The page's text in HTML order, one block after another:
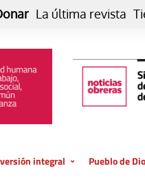
La última revista
integral
Pueblo de